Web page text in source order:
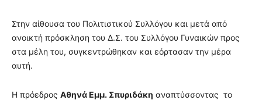
Στην αίθουσα του Πολιτιστικού Συλλόγου και μετά από
ανοικτή πρόσκληση του Δ.Σ. του Συλλόγου Γυναικών προς
στα μέλη του, συγκεντρώθηκαν και εόρτασαν την μέρα
αυτή.
Η πρόεδρος Αθηνά Εμμ. Σπυριδάκη αναπτύσσοντας το